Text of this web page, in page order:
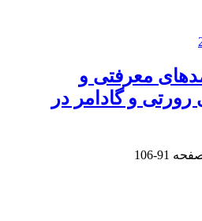
معرفتی و
و گادامر در
91-106